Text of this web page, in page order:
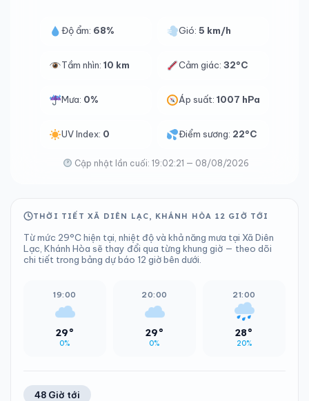
Độ ẩm: 68% Gió:5 km/h
Tầm nhìn: 10 km Cảm giác:32°C
Mưa: 0% Áp suất:1007 hPa
UV Index: 0 Điểm sương: 22°C
Cập nhật lần cuối: 19:02:21 — 08/08/2026
THỜI TIẾT XÃ DIÊN LẠC, KHÁNH HÒA 12 GIỜ TỚI
Từ mức 29°C hiện tại, nhiệt độ và khả năng mưa tại Xã Diên
Lạc, Khánh Hòa sẽ thay đổi qua từng khung giờ — theo dõi
chi tiết trong bảng dự báo 12 giờ bên dưới.
19:00
29°
0%
20:00
29°
0%
21:00
28°
20%
48 Giờ tới